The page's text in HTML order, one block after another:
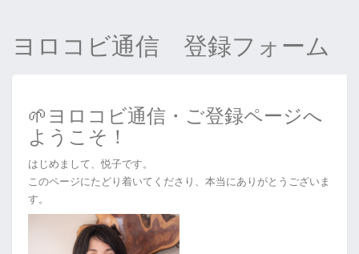
ヨロコビ通信 登録フォーム
🌱ヨロコビ通信・ご登録ページへ
ようこそ！
はじめまして、悦子です。
このページにたどり着いてくださり、本当にありがとうございま
す。